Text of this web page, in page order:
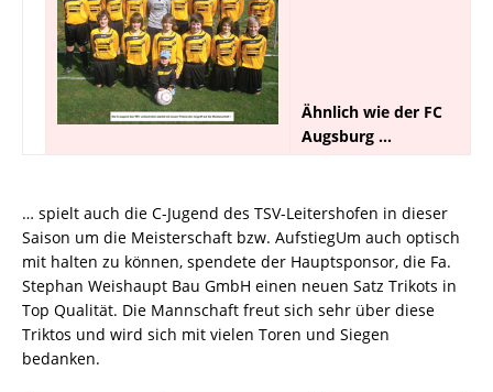
Ähnlich wie der FC
Augsburg …
… spielt auch die C-Jugend des TSV-Leitershofen in dieser
Saison um die Meisterschaft bzw. AufstiegUm auch optisch
mit halten zu können, spendete der Hauptsponsor, die Fa.
Stephan Weishaupt Bau GmbH einen neuen Satz Trikots in
Top Qualität. Die Mannschaft freut sich sehr über diese
Triktos und wird sich mit vielen Toren und Siegen
bedanken.